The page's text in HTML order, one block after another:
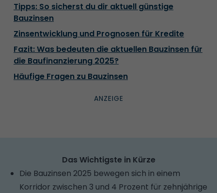
Tipps: So sicherst du dir aktuell günstige
Bauzinsen
Zinsentwicklung und Prognosen für Kredite
Fazit: Was bedeuten die aktuellen Bauzinsen für
die Baufinanzierung 2025?
Häufige Fragen zu Bauzinsen
Das Wichtigste in Kürze
Die Bauzinsen 2025 bewegen sich in einem
Korridor zwischen 3 und 4 Prozent für zehnjährige